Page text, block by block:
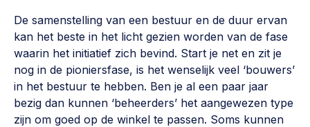
De samenstelling van een bestuur en de duur ervan
kan het beste in het licht gezien worden van de fase
waarin het initiatief zich bevind. Start je net en zit je
nog in de pioniersfase, is het wenselijk veel ‘bouwers’
in het bestuur te hebben. Ben je al een paar jaar
bezig dan kunnen ‘beheerders’ het aangewezen type
zijn om goed op de winkel te passen. Soms kunnen